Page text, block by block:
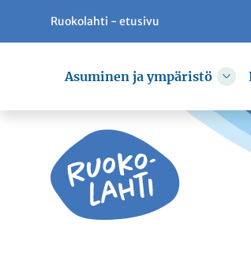
Siirry pääsisältöön
Ruokolahti - etusivu
Asuminen ja ympäristö